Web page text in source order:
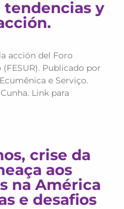
tendencias y
acción del Foro
Publicado por
e Serviço.
Link para
crise da
aos
na América
e desafios